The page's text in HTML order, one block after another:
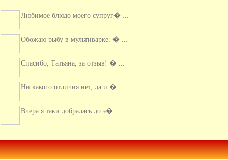
Обожаю рыбу в мультиварке. � ...
Спасибо, Татьяна, за отзыв! � ...
Ни какого отличия нет, да и � ...
Вчера я таки добралась до э� ...
Супер идея! Так я еще не гот� ...